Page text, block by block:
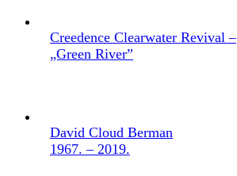
Creedence Clearwater Revival –
„Green River”
David Cloud Berman
1967. – 2019.